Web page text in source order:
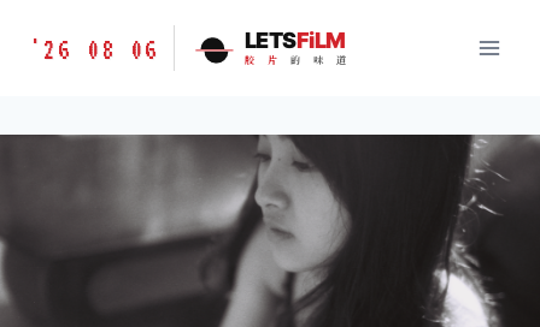
胶
味
'26 08 06 LETSFiLM
胶 片 的 味 道